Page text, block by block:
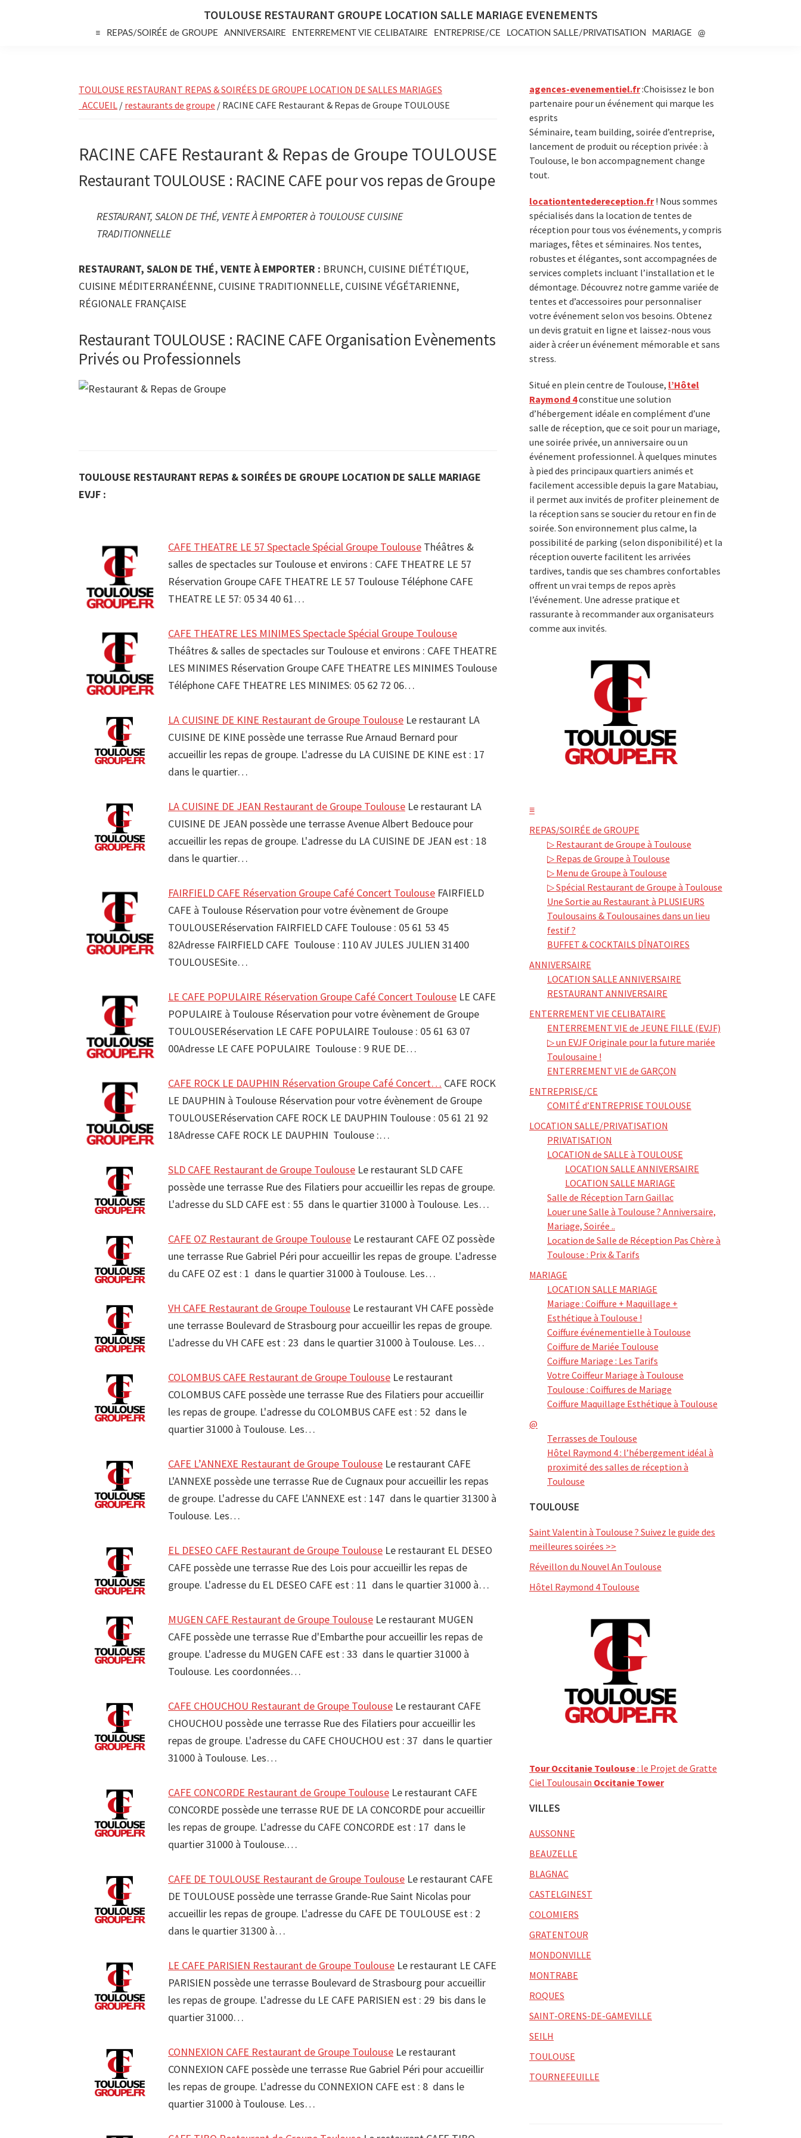
TOULOUSE RESTAURANT GROUPE LOCATION SALLE MARIAGE EVENEMENTS
≡ REPAS/SOIRÉE de GROUPE ANNIVERSAIRE ENTERREMENT VIE CELIBATAIRE ENTREPRISE/CE LOCATION SALLE/PRIVATISATION MARIAGE @
TOULOUSE RESTAURANT REPAS & SOIRÉES DE GROUPE LOCATION DE SALLES MARIAGES
ACCUEIL / restaurants de groupe / RACINE CAFE Restaurant & Repas de Groupe TOULOUSE
RACINE CAFE Restaurant & Repas de Groupe TOULOUSE
Restaurant TOULOUSE : RACINE CAFE pour vos repas de Groupe
RESTAURANT, SALON DE THÉ, VENTE À EMPORTER à TOULOUSE CUISINE
TRADITIONNELLE
RESTAURANT, SALON DE THÉ, VENTE À EMPORTER : BRUNCH, CUISINE DIÉTÉTIQUE,
CUISINE MÉDITERRANÉENNE, CUISINE TRADITIONNELLE, CUISINE VÉGÉTARIENNE,
RÉGIONALE FRANÇAISE
Restaurant TOULOUSE : RACINE CAFE Organisation Evènements
Privés ou Professionnels
TOULOUSE RESTAURANT REPAS & SOIRÉES DE GROUPE LOCATION DE SALLE MARIAGE
EVJF :
CAFE THEATRE LE 57 Spectacle Spécial Groupe Toulouse Théâtres &
salles de spectacles sur Toulouse et environs : CAFE THEATRE LE 57
Réservation Groupe CAFE THEATRE LE 57 Toulouse Téléphone CAFE
THEATRE LE 57: 05 34 40 61…
CAFE THEATRE LES MINIMES Spectacle Spécial Groupe Toulouse
Théâtres & salles de spectacles sur Toulouse et environs : CAFE THEATRE
LES MINIMES Réservation Groupe CAFE THEATRE LES MINIMES Toulouse
Téléphone CAFE THEATRE LES MINIMES: 05 62 72 06…
LA CUISINE DE KINE Restaurant de Groupe Toulouse Le restaurant LA
CUISINE DE KINE possède une terrasse Rue Arnaud Bernard pour
accueillir les repas de groupe. L'adresse du LA CUISINE DE KINE est : 17
dans le quartier…
LA CUISINE DE JEAN Restaurant de Groupe Toulouse Le restaurant LA
CUISINE DE JEAN possède une terrasse Avenue Albert Bedouce pour
accueillir les repas de groupe. L'adresse du LA CUISINE DE JEAN est : 18
dans le quartier…
FAIRFIELD CAFE Réservation Groupe Café Concert Toulouse FAIRFIELD
CAFE à Toulouse Réservation pour votre évènement de Groupe
TOULOUSERéservation FAIRFIELD CAFE Toulouse : 05 61 53 45
82Adresse FAIRFIELD CAFE Toulouse : 110 AV JULES JULIEN 31400
TOULOUSESite…
LE CAFE POPULAIRE Réservation Groupe Café Concert Toulouse LE CAFE
POPULAIRE à Toulouse Réservation pour votre évènement de Groupe
TOULOUSERéservation LE CAFE POPULAIRE Toulouse : 05 61 63 07
00Adresse LE CAFE POPULAIRE Toulouse : 9 RUE DE…
CAFE ROCK LE DAUPHIN Réservation Groupe Café Concert… CAFE ROCK
LE DAUPHIN à Toulouse Réservation pour votre évènement de Groupe
TOULOUSERéservation CAFE ROCK LE DAUPHIN Toulouse : 05 61 21 92
18Adresse CAFE ROCK LE DAUPHIN Toulouse :…
SLD CAFE Restaurant de Groupe Toulouse Le restaurant SLD CAFE
possède une terrasse Rue des Filatiers pour accueillir les repas de groupe.
L'adresse du SLD CAFE est : 55 dans le quartier 31000 à Toulouse. Les…
CAFE OZ Restaurant de Groupe Toulouse Le restaurant CAFE OZ possède
une terrasse Rue Gabriel Péri pour accueillir les repas de groupe. L'adresse
du CAFE OZ est : 1 dans le quartier 31000 à Toulouse. Les…
VH CAFE Restaurant de Groupe Toulouse Le restaurant VH CAFE possède
une terrasse Boulevard de Strasbourg pour accueillir les repas de groupe.
L'adresse du VH CAFE est : 23 dans le quartier 31000 à Toulouse. Les…
COLOMBUS CAFE Restaurant de Groupe Toulouse Le restaurant
COLOMBUS CAFE possède une terrasse Rue des Filatiers pour accueillir
les repas de groupe. L'adresse du COLOMBUS CAFE est : 52 dans le
quartier 31000 à Toulouse. Les…
CAFE L’ANNEXE Restaurant de Groupe Toulouse Le restaurant CAFE
L'ANNEXE possède une terrasse Rue de Cugnaux pour accueillir les repas
de groupe. L'adresse du CAFE L'ANNEXE est : 147 dans le quartier 31300 à
Toulouse. Les…
EL DESEO CAFE Restaurant de Groupe Toulouse Le restaurant EL DESEO
CAFE possède une terrasse Rue des Lois pour accueillir les repas de
groupe. L'adresse du EL DESEO CAFE est : 11 dans le quartier 31000 à…
MUGEN CAFE Restaurant de Groupe Toulouse Le restaurant MUGEN
CAFE possède une terrasse Rue d'Embarthe pour accueillir les repas de
groupe. L'adresse du MUGEN CAFE est : 33 dans le quartier 31000 à
Toulouse. Les coordonnées…
CAFE CHOUCHOU Restaurant de Groupe Toulouse Le restaurant CAFE
CHOUCHOU possède une terrasse Rue des Filatiers pour accueillir les
repas de groupe. L'adresse du CAFE CHOUCHOU est : 37 dans le quartier
31000 à Toulouse. Les…
CAFE CONCORDE Restaurant de Groupe Toulouse Le restaurant CAFE
CONCORDE possède une terrasse RUE DE LA CONCORDE pour accueillir
les repas de groupe. L'adresse du CAFE CONCORDE est : 17 dans le
quartier 31000 à Toulouse.…
CAFE DE TOULOUSE Restaurant de Groupe Toulouse Le restaurant CAFE
DE TOULOUSE possède une terrasse Grande-Rue Saint Nicolas pour
accueillir les repas de groupe. L'adresse du CAFE DE TOULOUSE est : 2
dans le quartier 31300 à…
LE CAFE PARISIEN Restaurant de Groupe Toulouse Le restaurant LE CAFE
PARISIEN possède une terrasse Boulevard de Strasbourg pour accueillir
les repas de groupe. L'adresse du LE CAFE PARISIEN est : 29 bis dans le
quartier 31000…
CONNEXION CAFE Restaurant de Groupe Toulouse Le restaurant
CONNEXION CAFE possède une terrasse Rue Gabriel Péri pour accueillir
les repas de groupe. L'adresse du CONNEXION CAFE est : 8 dans le
quartier 31000 à Toulouse. Les…
Primary
Sidebar
agences-evenementiel.fr:Choisissez le bon
partenaire pour un événement qui marque les
esprits
Séminaire, team building, soirée d’entreprise,
lancement de produit ou réception privée : à
Toulouse, le bon accompagnement change
tout.
locationtentedereception.fr! Nous sommes
spécialisés dans la location de tentes de
réception pour tous vos événements, y compris
mariages, fêtes et séminaires. Nos tentes,
robustes et élégantes, sont accompagnées de
services complets incluant l’installation et le
démontage. Découvrez notre gamme variée de
tentes et d’accessoires pour personnaliser
votre événement selon vos besoins. Obtenez
un devis gratuit en ligne et laissez-nous vous
aider à créer un événement mémorable et sans
stress.
Situé en plein centre de Toulouse, l’Hôtel
Raymond 4constitue une solution
d’hébergement idéale en complément d’une
salle de réception, que ce soit pour un mariage,
une soirée privée, un anniversaire ou un
événement professionnel. À quelques minutes
à pied des principaux quartiers animés et
facilement accessible depuis la gare Matabiau,
il permet aux invités de profiter pleinement de
la réception sans se soucier du retour en fin de
soirée. Son environnement plus calme, la
possibilité de parking (selon disponibilité) et la
réception ouverte facilitent les arrivées
tardives, tandis que ses chambres confortables
offrent un vrai temps de repos après
l’événement. Une adresse pratique et
rassurante à recommander aux organisateurs
comme aux invités.
≡
REPAS/SOIRÉE de GROUPE
▷ Restaurant de Groupe à Toulouse
▷ Repas de Groupe à Toulouse
▷ Menu de Groupe à Toulouse
▷ Spécial Restaurant de Groupe à Toulouse
Une Sortie au Restaurant à PLUSIEURS
Toulousains & Toulousaines dans un lieu
festif ?
BUFFET & COCKTAILS DÎNATOIRES
ANNIVERSAIRE
LOCATION SALLE ANNIVERSAIRE
RESTAURANT ANNIVERSAIRE
ENTERREMENT VIE CELIBATAIRE
ENTERREMENT VIE de JEUNE FILLE (EVJF)
▷ un EVJF Originale pour la future mariée
Toulousaine !
ENTERREMENT VIE de GARÇON
ENTREPRISE/CE
COMITÉ d’ENTREPRISE TOULOUSE
LOCATION SALLE/PRIVATISATION
PRIVATISATION
LOCATION de SALLE à TOULOUSE
LOCATION SALLE ANNIVERSAIRE
LOCATION SALLE MARIAGE
Salle de Réception Tarn Gaillac
Louer une Salle à Toulouse ? Anniversaire,
Mariage, Soirée ..
Location de Salle de Réception Pas Chère à
Toulouse : Prix & Tarifs
MARIAGE
LOCATION SALLE MARIAGE
Mariage : Coiffure + Maquillage +
Esthétique à Toulouse !
Coiffure événementielle à Toulouse
Coiffure de Mariée Toulouse
Coiffure Mariage : Les Tarifs
Votre Coiffeur Mariage à Toulouse
Toulouse : Coiffures de Mariage
Coiffure Maquillage Esthétique à Toulouse
@
Terrasses de Toulouse
Hôtel Raymond 4 : l’hébergement idéal à
proximité des salles de réception à
Toulouse
TOULOUSE
Saint Valentin à Toulouse ? Suivez le guide des
meilleures soirées >>
Réveillon du Nouvel An Toulouse
Hôtel Raymond 4 Toulouse
Tour Occitanie Toulouse: le Projet de Gratte
Ciel Toulousain Occitanie Tower
VILLES
AUSSONNE
BEAUZELLE
BLAGNAC
CASTELGINEST
COLOMIERS
GRATENTOUR
MONDONVILLE
MONTRABE
ROQUES
SAINT-ORENS-DE-GAMEVILLE
SEILH
TOULOUSE
TOURNEFEUILLE